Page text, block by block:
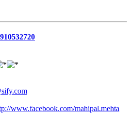
www.facebook.com/mahipal.mehta